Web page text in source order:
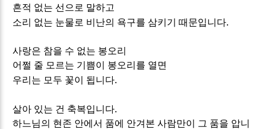
흔적 없는 선으로 말하고
소리 없는 눈물로 비난의 욕구를 삼키기 때문입니다.
사랑은 참을 수 없는 봉오리
어쩔 줄 모르는 기쁨이 봉오리를 열면
우리는 모두 꽃이 됩니다.
살아 있는 건 축복입니다.
하느님의 현존 안에서 품에 안겨본 사람만이 그 품을 압니